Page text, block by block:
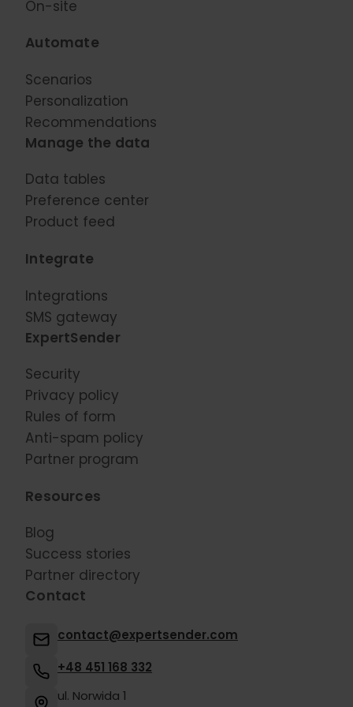
On-site
Automate
Scenarios
Personalization
Recommendations
Manage the data
Data tables
Preference center
Product feed
Integrate
Integrations
SMS gateway
ExpertSender
Security
Privacy policy
Rules of form
Anti-spam policy
Partner program
Resources
Blog
Success stories
Partner directory
Contact
contact@expertsender.com
+48 451 168 332
ul. Norwida 1